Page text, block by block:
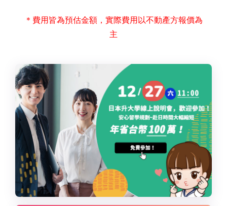
＊費用皆為預估金額，實際費用以不動產方報價為
主